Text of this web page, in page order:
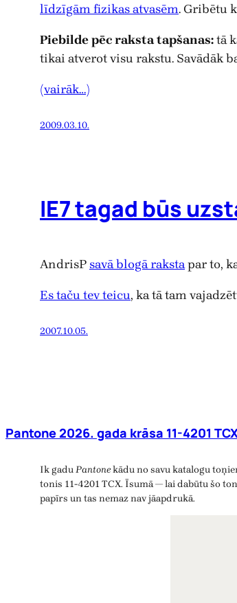
līdzīgām fizikas atvasēm. Gribētu
Piebilde pēc raksta tapšanas:tā
tikai atverot visu rakstu. Savādāk
(vairāk…)
2009.03.10.
IE7 tagad būs
AndrisPsavā blogā rakstapar to,
Es taču tev teicu, ka tā tam
2007.10.05.
Pantone 2026. gada krāsa 11-4201
Ik gaduPantonekādu no savu katalogu
tonis 11-4201 TCX. Īsumā — lai dabūtu šo
papīrs un tas nemaz nav jāapdrukā.